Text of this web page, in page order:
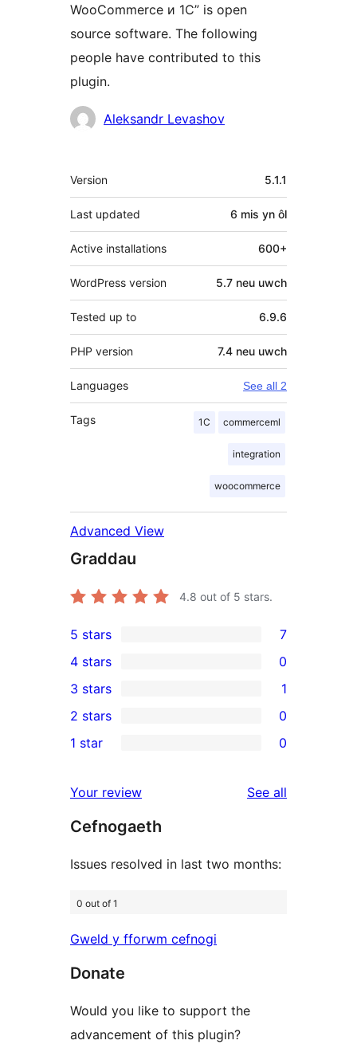
WooCommerce и 1С” is open
source software. The following
people have contributed to this
plugin.
CyfranwyrAleksandr Levashov
Meta
Version 5.1.1
Last updated 6 mis yn ôl
Active installations 600+
WordPress version 5.7 neu uwch
Tested up to 6.9.6
PHP version 7.4 neu uwch
Languages See all 2
Tags 1C commerceml
integration
woocommerce
Advanced View
Graddau
4.8 out of 5 stars.
7
5-
star
reviews
5 stars 7
4-
star
reviews
4 stars 0
1
3-
star
3 stars 1
2-
reviews
2 stars 0
star
reviews
1 star 0
Your review See all
Cefnogaeth
Issues resolved in last two months:
0 out of 1
Gweld y fforwm cefnogi
Donate
Would you like to support the
advancement of this plugin?